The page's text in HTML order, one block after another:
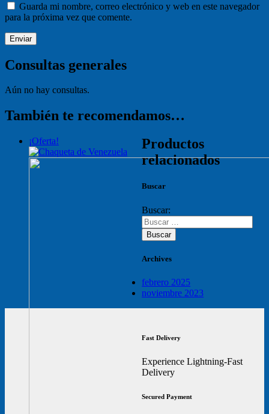
Guarda mi nombre, correo electrónico y web en este navegador
para la próxima vez que comente.
Consultas generales
Aún no hay consultas.
También te recomendamos…
¡Oferta!
Productos
relacionados
Buscar
Buscar:
Archives
febrero 2025
noviembre 2023
Fast Delivery
Experience Lightning-Fast
Delivery
Secured Payment